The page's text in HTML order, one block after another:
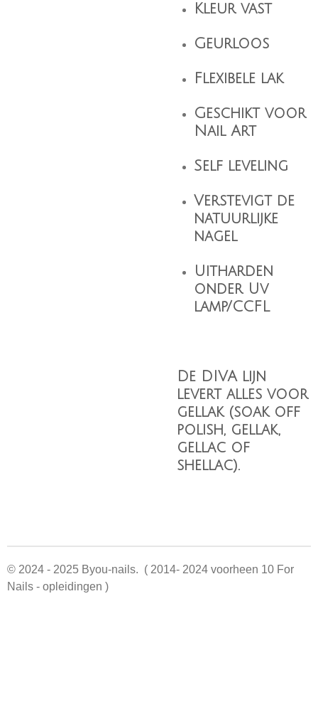
Kleur vast
Geurloos
Flexibele lak
Geschikt voor
Nail Art
Self leveling
Verstevigt de
natuurlijke
nagel
Uitharden
onder Uv
lamp/CCFL
De DIVA lijn
levert alles voor
gellak (soak off
polish, gellak,
gellac of
shellac).
© 2024 - 2025 Byou-nails. ( 2014- 2024 voorheen 10 For
Nails - opleidingen )